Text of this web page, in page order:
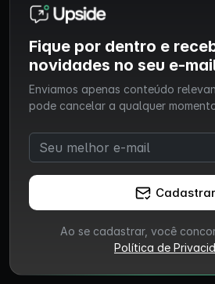
Fique por dentro e
novidades no seu e-
Enviamos apenas conteúdo
pode cancelar a qualquer
Cadastrar
Ao se cadastrar, você
Política de